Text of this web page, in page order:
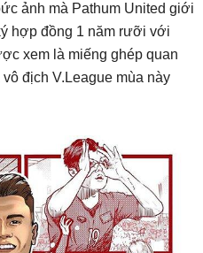
ảnh mà Pathum United giới
hợp đồng 1 năm rưỡi với
xem là miếng ghép quan
địch V.League mùa này